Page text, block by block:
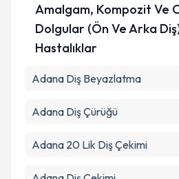
Amalgam, Kompozit Ve
Dolgular (Ön Ve Arka
Hastalıklar
Adana Diş Beyazlatma
Adana Diş Çürüğü
Adana 20 Lik Diş Çekimi